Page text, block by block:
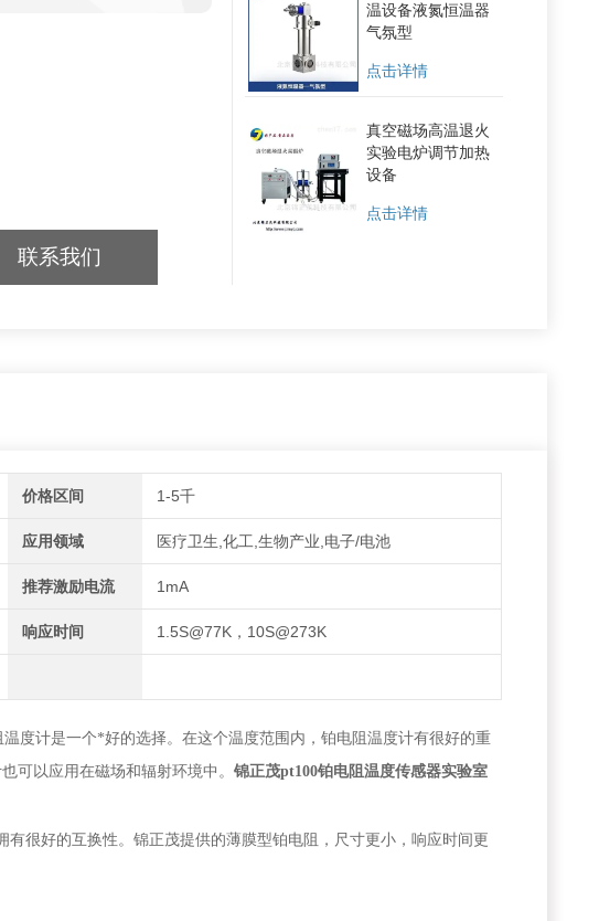
联系我们
温设备液氮恒温器
气氛型
点击详情
真空磁场高温退火
实验电炉调节加热
设备
点击详情
价格区间 1-5千
应用领域 医疗卫生,化工,生物产业,电子/电池
推荐激励电流 1mA
响应时间 1.5S@77K，10S@273K
温度计是一个*好的选择。在这个温度范围内，铂电阻温度计有很好的重
可以应用在磁场和辐射环境中。锦正茂pt100铂电阻温度传感器实验室
很好的互换性。锦正茂提供的薄膜型铂电阻，尺寸更小，响应时间更